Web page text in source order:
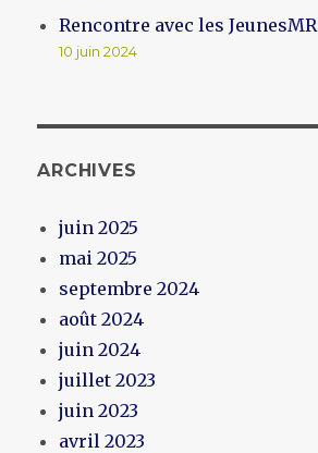
Rencontre avec les JeunesMR
10 juin 2024
ARCHIVES
juin 2025
mai 2025
septembre 2024
août 2024
juin 2024
juillet 2023
juin 2023
avril 2023